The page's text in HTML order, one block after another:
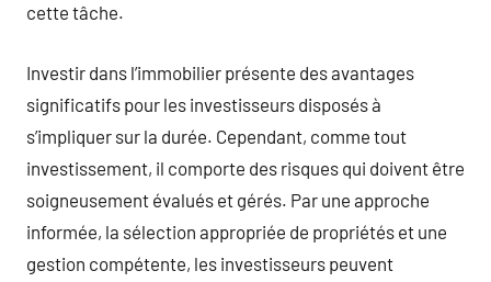
cette tâche.
Investir dans l’immobilier présente des avantages
significatifs pour les investisseurs disposés à
s’impliquer sur la durée. Cependant, comme tout
investissement, il comporte des risques qui doivent être
soigneusement évalués et gérés. Par une approche
informée, la sélection appropriée de propriétés et une
gestion compétente, les investisseurs peuvent